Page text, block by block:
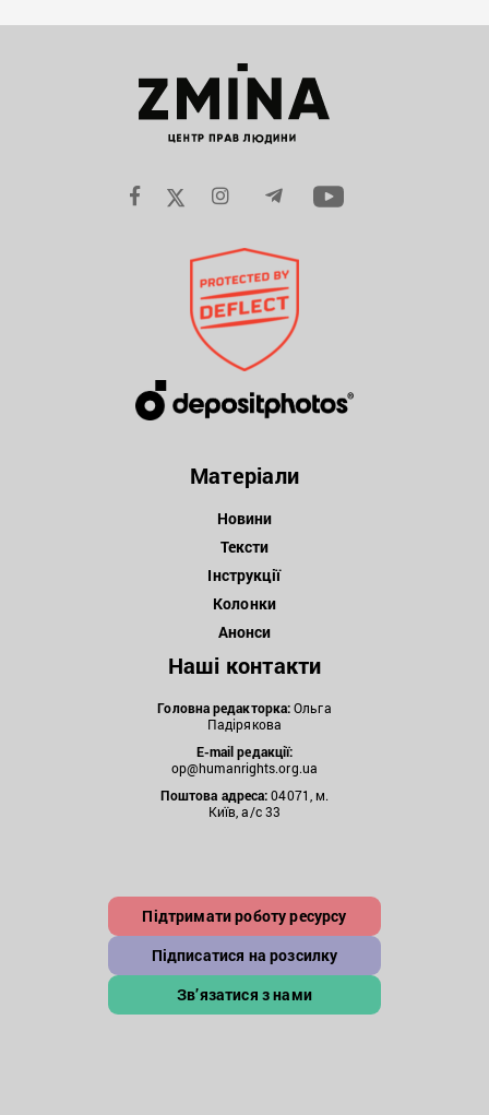
Матеріали
Новини
Тексти
Інструкції
Колонки
Анонси
Наші контакти
Головна редакторка:Ольга
Падірякова
E-mail редакції:
op@humanrights.org.ua
Поштова адреса:04071, м.
Київ, а/с 33
Підтримати роботу ресурсу
Підписатися на розсилку
Зв’язатися з нами